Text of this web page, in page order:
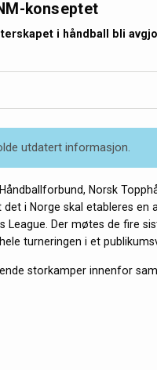
konseptet
i håndball bli
utdatert informasjon.
Norsk
i Norge skal etableres en
League. Der møtes de fire
turneringen i et
storkamper innenfor